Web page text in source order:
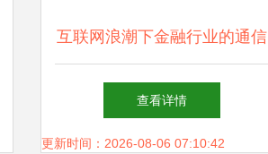
互联网浪潮下金融行业的通信
需求 网络科技开发的机遇与
挑战
查看详情
更新时间：2026-08-06 07:10:42